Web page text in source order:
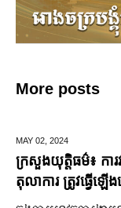
More posts
MAY 02,2024
ក្រសួងយុត្តិធម៌៖ ការ
តុលាការ ត្រូវធ្វើឡ